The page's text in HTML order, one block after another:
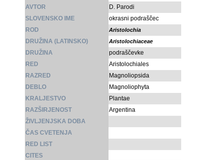
AVTOR
D. Parodi
SLOVENSKO IME
okrasni podraščec
ROD
Aristolochia
DRUŽINA (LATINSKO) Aristolochiaceae
DRUŽINA
podraščevke
RED
Aristolochiales
RAZRED
Magnoliopsida
DEBLO
Magnoliophyta
KRALJESTVO
Plantae
RAZŠIRJENOST
Argentina
ŽIVLJENJSKA DOBA
ČAS CVETENJA
RED LIST
CITES